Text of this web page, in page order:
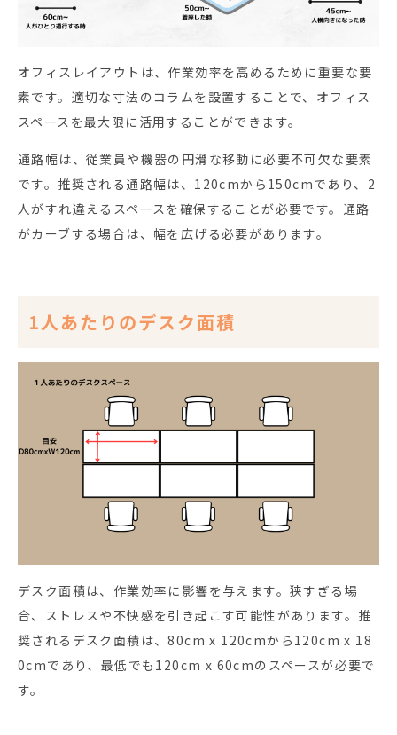
オフィスレイアウトは、作業効率を高めるために重要な要
素です。適切な寸法のコラムを設置することで、オフィス
スペースを最大限に活用することができます。
通路幅は、従業員や機器の円滑な移動に必要不可欠な要素
です。推奨される通路幅は、120cmから150cmであり、2
人がすれ違えるスペースを確保することが必要です。通路
がカーブする場合は、幅を広げる必要があります。
1人あたりのデスク面積
デスク面積は、作業効率に影響を与えます。狭すぎる場
合、ストレスや不快感を引き起こす可能性があります。推
奨されるデスク面積は、80cm x 120cmから120cm x 18
0cmであり、最低でも120cm x 60cmのスペースが必要で
す。